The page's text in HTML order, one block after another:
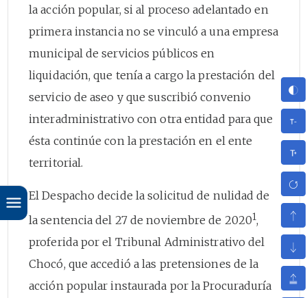
la acción popular, si al proceso adelantado en
primera instancia no se vinculó a una empresa
municipal de servicios públicos en
liquidación, que tenía a cargo la prestación del
servicio de aseo y que suscribió convenio
interadministrativo con otra entidad para que
ésta continúe con la prestación en el ente
territorial.
El Despacho decide la solicitud de nulidad de
la sentencia del 27 de noviembre de 20201,
proferida por el Tribunal Administrativo del
Chocó, que accedió a las pretensiones de la
acción popular instaurada por la Procuraduría